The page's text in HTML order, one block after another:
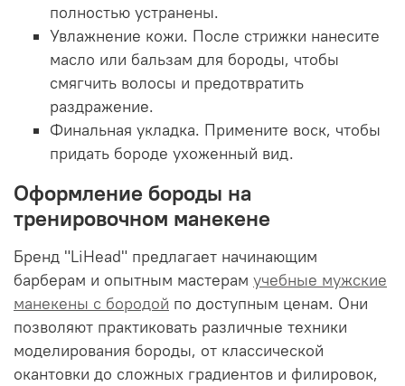
полностью устранены.
Увлажнение кожи. После стрижки нанесите
масло или бальзам для бороды, чтобы
смягчить волосы и предотвратить
раздражение.
Финальная укладка. Примените воск, чтобы
придать бороде ухоженный вид.
Оформление бороды на
тренировочном манекене
Бренд "LiHead" предлагает начинающим
барберам и опытным мастерам учебные мужские
манекены с бородой по доступным ценам. Они
позволяют практиковать различные техники
моделирования бороды, от классической
окантовки до сложных градиентов и филировок,